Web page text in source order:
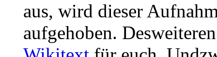
aus, wird dieser
aufgehoben.